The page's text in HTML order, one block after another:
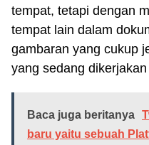
tempat, tetapi dengan
tempat lain dalam
gambaran yang cukup
yang sedang dikerjakan
Baca juga beritanya
baru yaitu sebuah